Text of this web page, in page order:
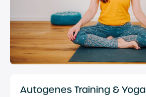
Autogenes Training & Yoga